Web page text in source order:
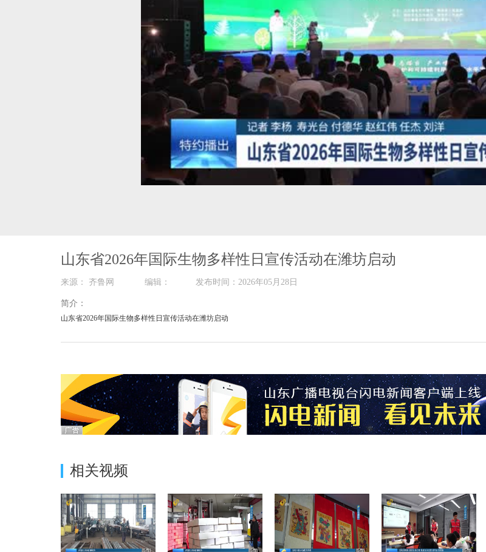
00:00/02:56
山东省2026年国际生物多样性日宣传活动在潍坊启动
来源： 齐鲁网 编辑： 发布时间：2026年05月28日
简介：
山东省2026年国际生物多样性日宣传活动在潍坊启动
相关视频